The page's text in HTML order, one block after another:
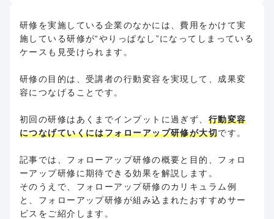
研修を実施している企業のなかには、費用をかけて実
施している研修が“やりっぱなし”になってしまっている
ケースも見受けられます。
研修の目的は、受講者の行動変容を実現して、成果変
容につなげることです。
初回の研修はあくまでインプットに過ぎず、 行動変容
につなげていくにはフォローアップ研修が大切です。
記事では、フォローアップ研修の概要と目的、フォロ
ーアップ研修に期待できる効果を解説します。
そのうえで、フォローアップ研修のカリキュラム例
と、フォローアップ研修が組み込まれたおすすめサー
ビスをご紹介します。